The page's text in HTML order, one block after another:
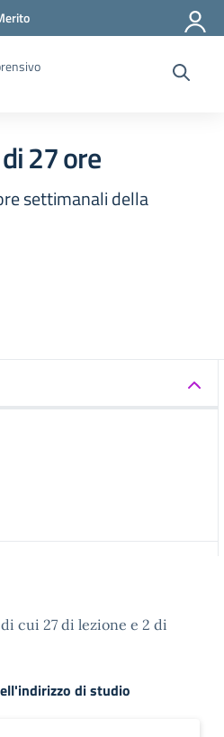
27 ore
settimanali della
cui 27 di lezione e 2 di
di studio